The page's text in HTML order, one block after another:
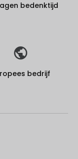
bedenktijd
bedrijf